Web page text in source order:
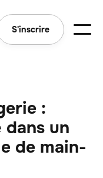
S'inscrire
:
un
de main-